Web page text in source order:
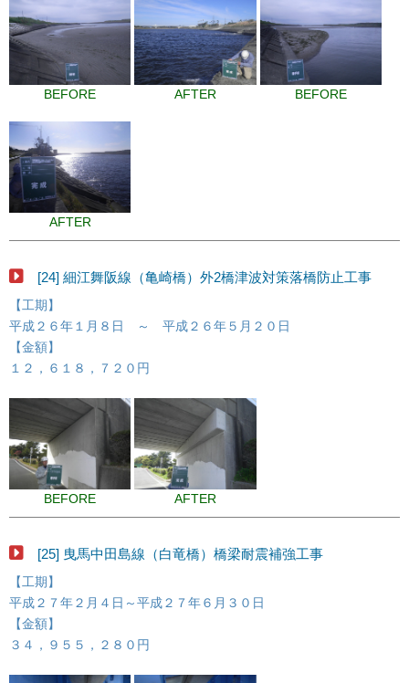
BEFORE AFTER BEFORE
AFTER
[24] 細江舞阪線（亀崎橋）外2橋津波対策落橋防止工事
【工期】
平成２６年１月８日 ～ 平成２６年５月２０日
【金額】
１２，６１８，７２０円
BEFORE AFTER
[25] 曳馬中田島線（白竜橋）橋梁耐震補強工事
【工期】
平成２７年２月４日～平成２７年６月３０日
【金額】
３４，９５５，２８０円